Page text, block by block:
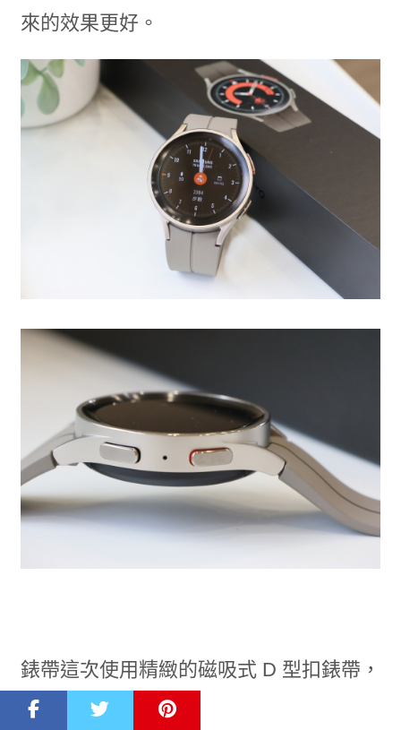
來的效果更好。
錶帶這次使用精緻的磁吸式 D 型扣錶帶，
穿戴方便、卸下也很容易，只要第一次配